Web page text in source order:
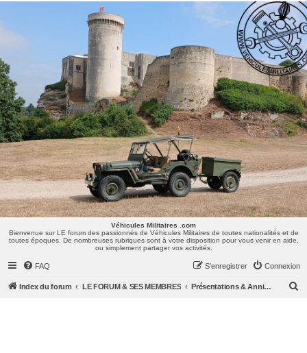
Véhicules Militaires .com
Bienvenue sur LE forum des passionnés de Véhicules Militaires de toutes nationalités et de
toutes époques. De nombreuses rubriques sont à votre disposition pour vous venir en aide,
ou simplement partager vos activités.
Véhicules Militaires .com
Bienvenue sur LE forum des passionnés de Véhicules Militaires de toutes nationalités et de
toutes époques. De nombreuses rubriques sont à votre disposition pour vous venir en aide,
ou simplement partager vos activités.
FAQ Connexion
S’enregistrer
Index du forum LE FORUM & SES MEMBRES Présentations & Anniversaires